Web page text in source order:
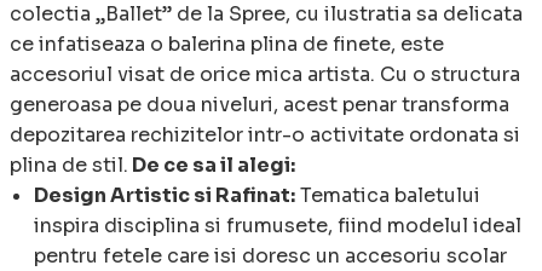
colectia „Ballet” de la Spree, cu ilustratia sa delicata
ce infatiseaza o balerina plina de finete, este
accesoriul visat de orice mica artista. Cu o structura
generoasa pe doua niveluri, acest penar transforma
depozitarea rechizitelor intr-o activitate ordonata si
plina de stil. De ce sa il alegi:
Design Artistic si Rafinat:Tematica baletului
inspira disciplina si frumusete, fiind modelul ideal
pentru fetele care isi doresc un accesoriu scolar